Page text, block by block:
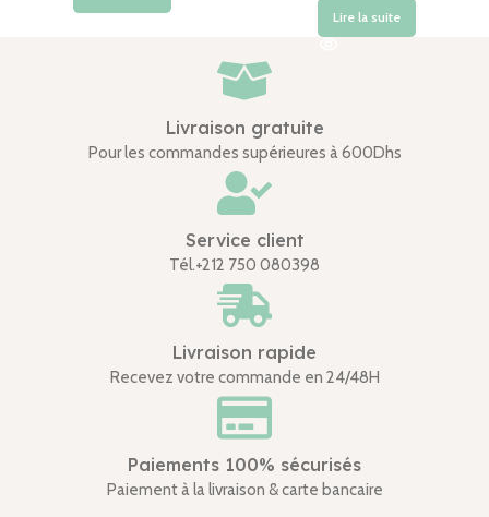
Lire la suite
Livraison gratuite
Pour les commandes supérieures à 600Dhs
Service client
Tél.+212 750 080398
Livraison rapide
Recevez votre commande en 24/48H
Paiements 100% sécurisés
Paiement à la livraison & carte bancaire